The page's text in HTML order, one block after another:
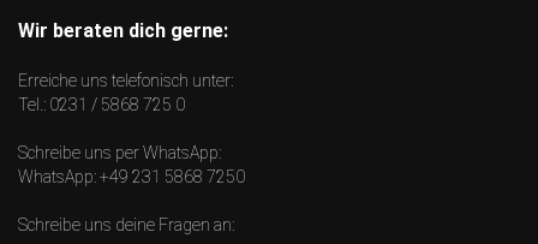
Wir beraten dich gerne:
Erreiche uns telefonisch unter:
Tel.: 0231 / 5868 725 0
Schreibe uns per WhatsApp:
WhatsApp:+49 231 5868 7250
Schreibe uns deine Fragen an: